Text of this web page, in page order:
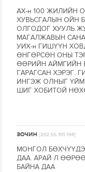
АХ-н 100 ЖИЛИЙН
ХУВЬСГАЛЫН ОЙН
ОЛГОДОГ ХУУЛЬ
МАГАЛЖАВЫН
УИХ-н ГИШҮҮН
ӨНГӨРСӨН ОНЫ
ӨӨРИЙН АЙМГИЙН
ГАРАГСАН ХЭРЭГ.
ИНГЭЖ ОЛНЫГ
ШИГ ХОБИТОЙ
ЗОЧИН[202.55.191.194]
МОНГОЛ
ДАА. АРАЙ Л
БАЙНА ДАА